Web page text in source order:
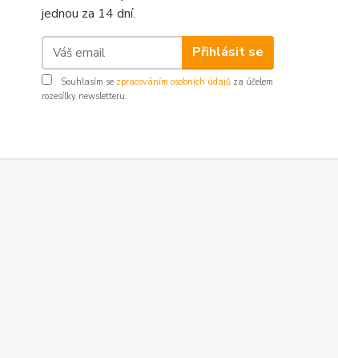
jednou za 14 dní.
Přihlásit se
Souhlasím se zpracováním osobních údajů za účelem
rozesílky newsletteru.